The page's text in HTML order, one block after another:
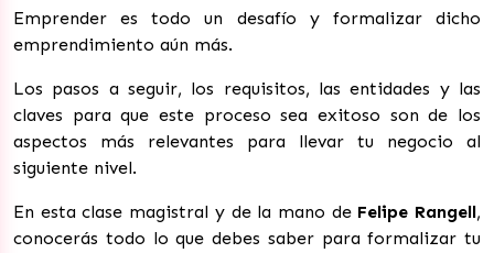
Emprender es todo un desafío y formalizar dicho
emprendimiento aún más.
Los pasos a seguir, los requisitos, las entidades y las
claves para que este proceso sea exitoso son de los
aspectos más relevantes para llevar tu negocio al
siguiente nivel.
En esta clase magistral y de la mano de Felipe Rangell,
conocerás todo lo que debes saber para formalizar tu